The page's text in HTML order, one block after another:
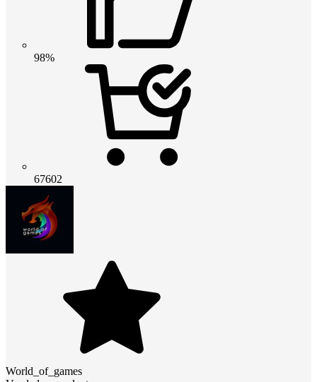
98%
67602
World_of_games